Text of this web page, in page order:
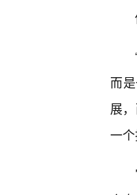
而
展
一